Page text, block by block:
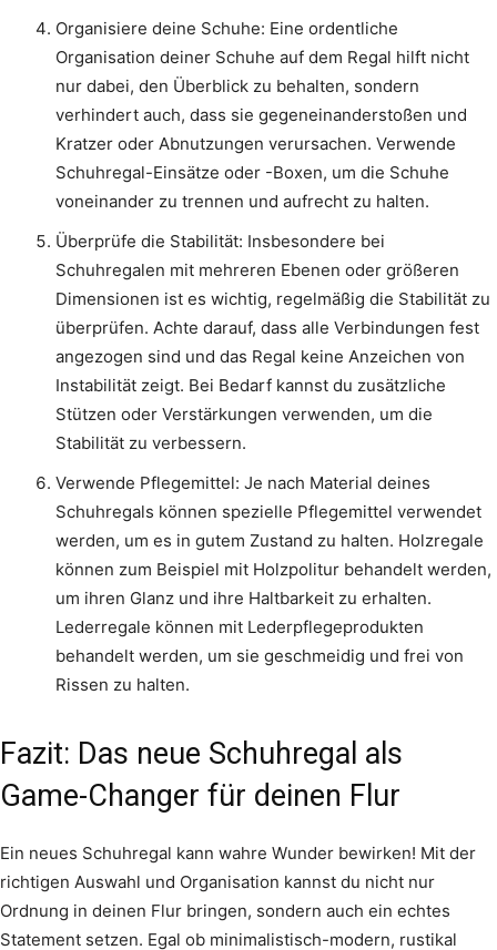
Organisiere deine Schuhe: Eine ordentliche
Organisation deiner Schuhe auf dem Regal hilft nicht
nur dabei, den Überblick zu behalten, sondern
verhindert auch, dass sie gegeneinanderstoßen und
Kratzer oder Abnutzungen verursachen. Verwende
Schuhregal-Einsätze oder -Boxen, um die Schuhe
voneinander zu trennen und aufrecht zu halten.
Überprüfe die Stabilität: Insbesondere bei
Schuhregalen mit mehreren Ebenen oder größeren
Dimensionen ist es wichtig, regelmäßig die Stabilität zu
überprüfen. Achte darauf, dass alle Verbindungen fest
angezogen sind und das Regal keine Anzeichen von
Instabilität zeigt. Bei Bedarf kannst du zusätzliche
Stützen oder Verstärkungen verwenden, um die
Stabilität zu verbessern.
Verwende Pflegemittel: Je nach Material deines
Schuhregals können spezielle Pflegemittel verwendet
werden, um es in gutem Zustand zu halten. Holzregale
können zum Beispiel mit Holzpolitur behandelt werden,
um ihren Glanz und ihre Haltbarkeit zu erhalten.
Lederregale können mit Lederpflegeprodukten
behandelt werden, um sie geschmeidig und frei von
Rissen zu halten.
Fazit: Das neue Schuhregal als
Game-Changer für deinen Flur
Ein neues Schuhregal kann wahre Wunder bewirken! Mit der
richtigen Auswahl und Organisation kannst du nicht nur
Ordnung in deinen Flur bringen, sondern auch ein echtes
Statement setzen. Egal ob minimalistisch-modern, rustikal